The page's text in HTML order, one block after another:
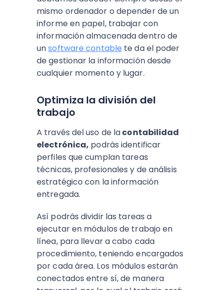
mismo ordenador o depender de un
informe en papel, trabajar con
información almacenada dentro de
unsoftware contable te da el poder
de gestionar la información desde
cualquier momento y lugar.
Optimiza la división del
trabajo
A través del uso de lacontabilidad
electrónica, podrás identificar
perfiles que cumplan tareas
técnicas, profesionales y de análisis
estratégico con la información
entregada.
Así podrás dividir las tareas a
ejecutar en módulos de trabajo en
línea, para llevar a cabo cada
procedimiento, teniendo encargados
por cada área. Los módulos estarán
conectados entre sí, de manera